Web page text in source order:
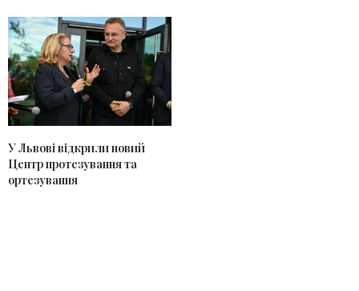
У Львові відкрили новий
Центр протезування та
ортезування